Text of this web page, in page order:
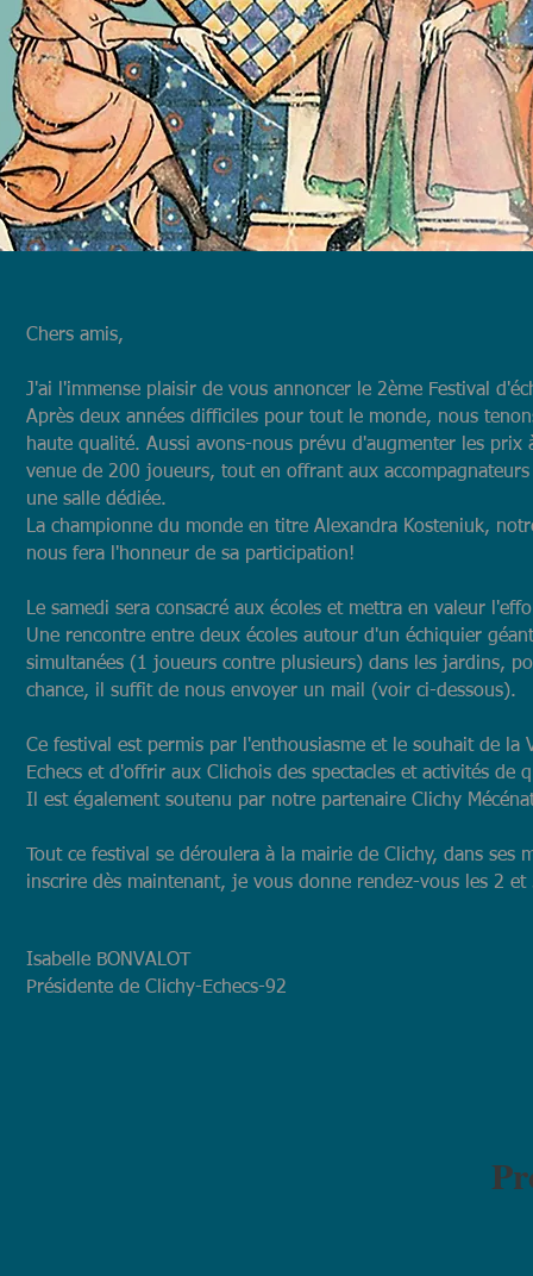
Chers amis,
J'ai l'immense plaisir de vous annoncer le 2ème Festival
Après deux années difficiles pour tout le monde, nous
haute qualité. Aussi avons-nous prévu d'augmenter les
venue de 200 joueurs, tout en offrant aux
une salle dédiée.
La championne du monde en titre Alexandra Kosteniuk,
nous fera l'honneur de sa participation!
Le samedi sera consacré aux écoles et mettra en valeur
Une rencontre entre deux écoles autour d'un échiquier
simultanées (1 joueurs contre plusieurs) dans les jardins,
chance, il suffit de nous envoyer un mail (voir ci-dessous).
Ce festival est permis par l'enthousiasme et le souhait de
Echecs et d'offrir aux Clichois des spectacles et activités de
Il est également soutenu par notre partenaire Clichy
Tout ce festival se déroulera à la mairie de Clichy, dans
inscrire dès maintenant, je vous donne rendez-vous les 2
Isabelle BONVALOT
Présidente de Clichy-Echecs-92